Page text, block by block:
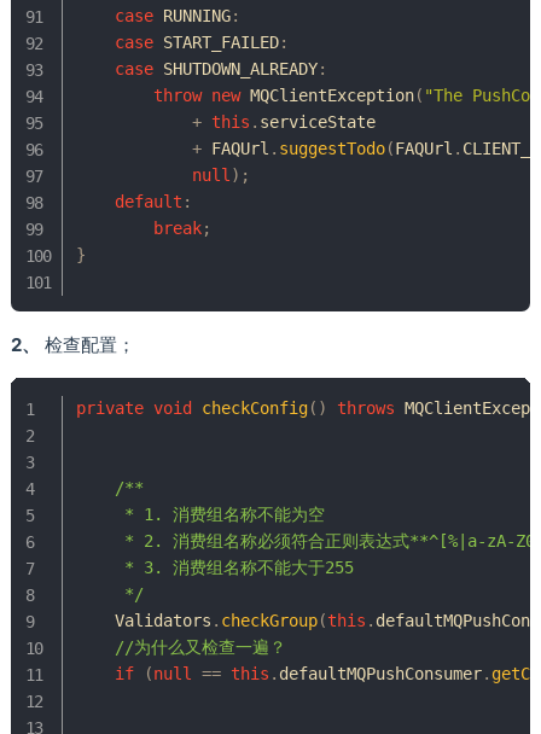
case RUNNING:
case START_FAILED:
case SHUTDOWN_ALREADY:
throw new MQClientException( "The
+ this . serviceState
+ FAQUrl . suggestTodo(FAQUrl .
null ) ;
default :
break;
}
2、 检查配置；
private void checkConfig( ) throws
/**
     * 1. 消费组名称不能为空
* 2. 消费组名称必须符合正则表达式**^[%|a-zA-
     * 3. 消费组名称不能大于255
     */
Validators . checkGroup(this .
//为什么又检查一遍？
if
(null == this . defaultMQPushConsumer.